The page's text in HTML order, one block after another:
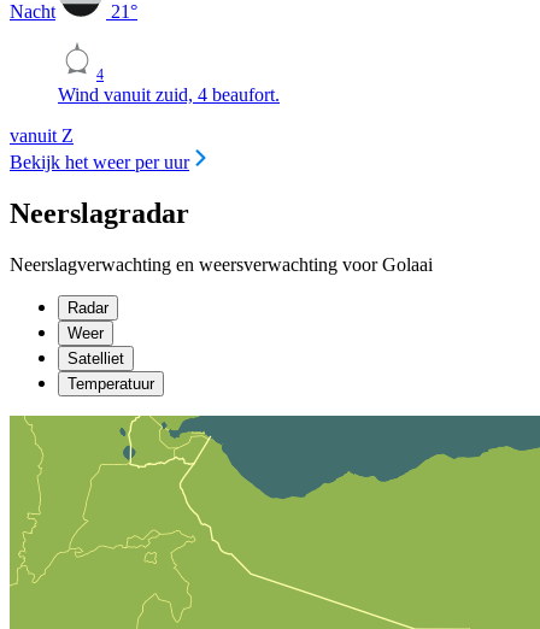
Nacht 21°
4
Wind vanuit zuid, 4 beaufort.
vanuit Z
Bekijk het weer per uur
Neerslagradar
Neerslagverwachting en weersverwachting voor Golaai
Radar
Weer
Satelliet
Temperatuur